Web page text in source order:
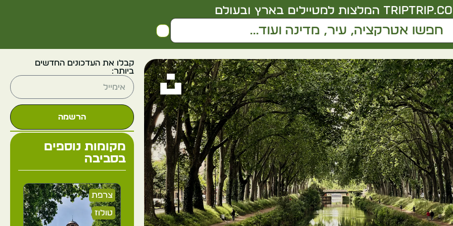
המלצות למטיילים בארץ ובעולם
קבלו את העדכונים החדשים
ביותר:
הרשמה
מקומות נוספים
בסביבה
צרפת
טולוז